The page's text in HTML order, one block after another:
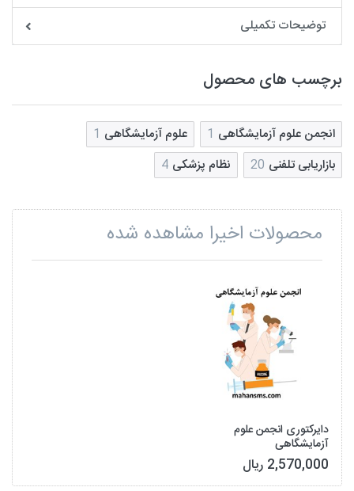
توضیحات تکمیلی
برچسب های محصول
انجمن علوم آزمایشگاهی 1 علوم آزمایشگاهی 1
بازاریابی تلفنی 20 نظام پزشکی 4
محصولات اخیرا مشاهده شده
دایرکتوری انجمن علوم
آزمایشگاهی
2,570,000 ریال